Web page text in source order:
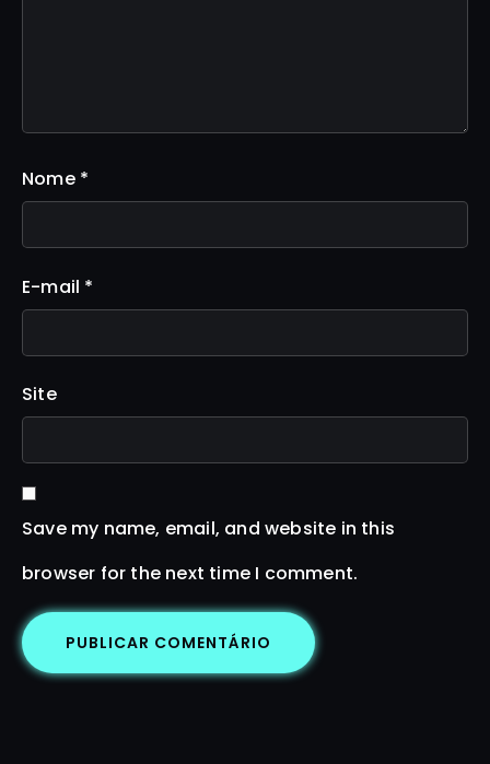
Nome *
E-mail *
Site
Save my name, email, and website in this
browser for the next time I comment.